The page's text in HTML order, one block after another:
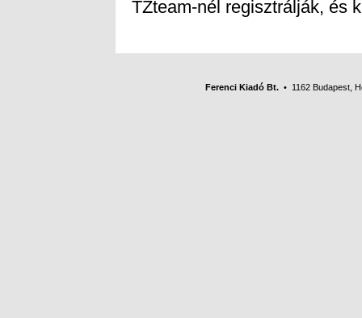
TZteam-nél regisztrálják, és
Ferenci Kiadó Bt. • 1162 Budapest,